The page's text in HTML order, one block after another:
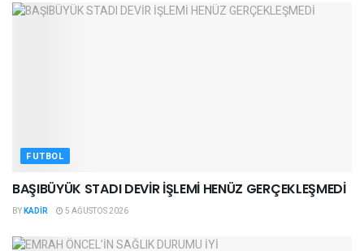
FUTBOL
BAŞIBÜYÜK STADI DEVİR İŞLEMİ HENÜZ GERÇEKLEŞMEDİ
BYKADIR 5 AĞUSTOS 2026